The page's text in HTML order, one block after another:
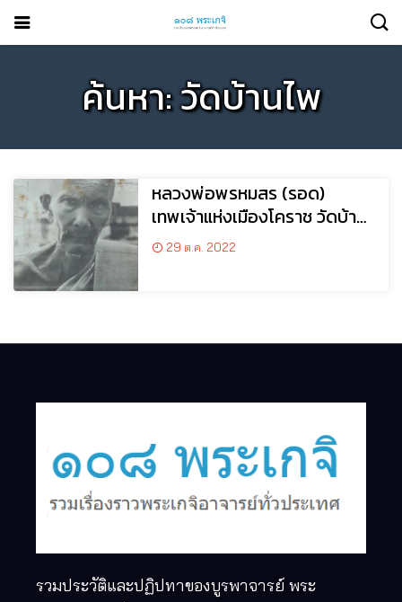
ค้นหา: วัดบ้านไพ
หลวงพ่อพรหมสร (รอด)
เทพเจ้าแห่งเมืองโคราช วัดบ้าน
ไพ อ.โนนสูง จ.นครราชสีมา
29 ต.ค. 2022
รวมประวัติและปฏิปทาของบูรพาจารย์ พระ